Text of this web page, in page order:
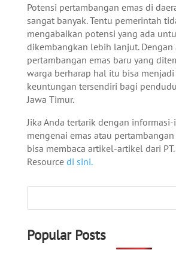
Potensi pertambangan emas di
sangat banyak. Tentu pemerintah
mengabaikan potensi yang ada
dikembangkan lebih lanjut. Dengan
pertambangan emas baru yang
warga berharap hal itu bisa
keuntungan tersendiri bagi
Jawa Timur.
Jika Anda tertarik dengan
mengenai emas atau pertambangan
bisa membaca artikel-artikel dari
Resource di sini.
Popular Posts